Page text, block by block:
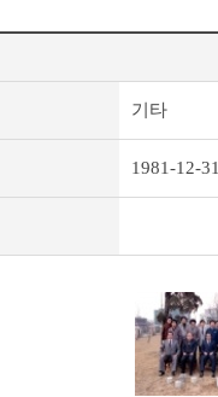
기타
1981-12-31